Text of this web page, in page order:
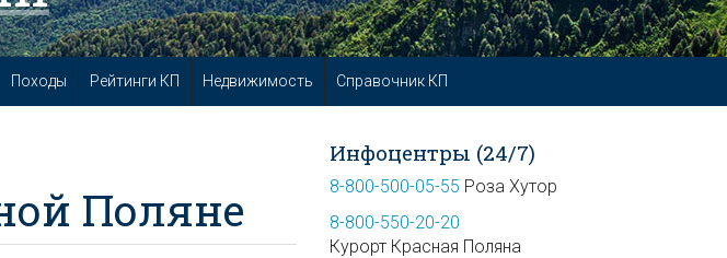
Походы Рейтинги КП Недвижимость Справочник КП
Поляне
Инфоцентры (24/7)
8-800-500-05-55 Роза Хутор
8-800-550-20-20
Курорт Красная Поляна